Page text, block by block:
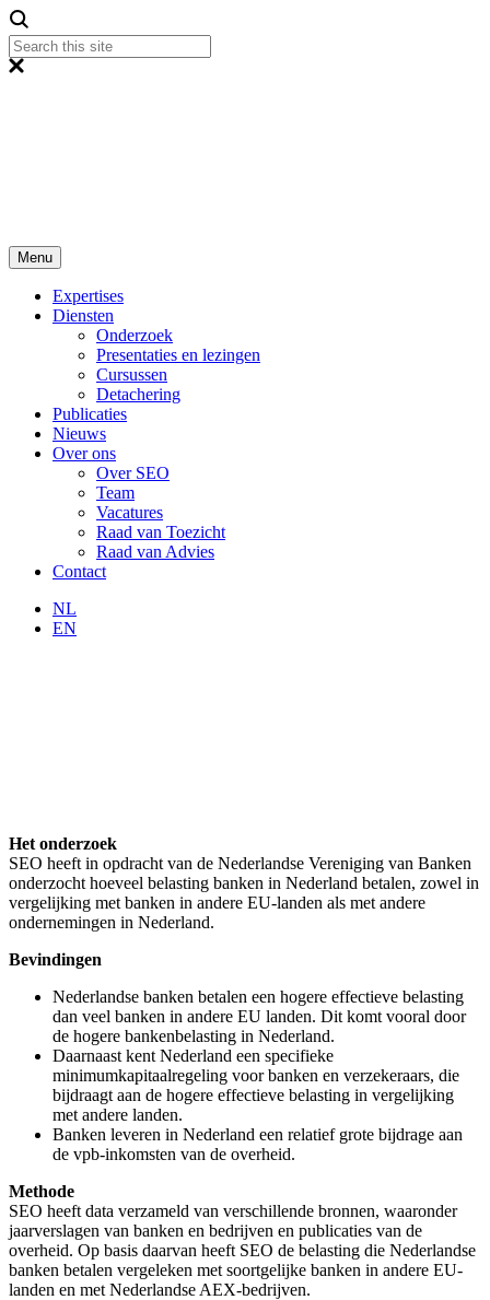
Menu
Expertises
Diensten
Onderzoek
Presentaties en lezingen
Cursussen
Detachering
Publicaties
Nieuws
Over ons
Over SEO
Team
Vacatures
Raad van Toezicht
Raad van Advies
Contact
NL
EN
Het onderzoek
SEO heeft in opdracht van de Nederlandse Vereniging van Banken
onderzocht hoeveel belasting banken in Nederland betalen, zowel in
vergelijking met banken in andere EU-landen als met andere
ondernemingen in Nederland.
Bevindingen
Nederlandse banken betalen een hogere effectieve belasting
dan veel banken in andere EU landen. Dit komt vooral door
de hogere bankenbelasting in Nederland.
Daarnaast kent Nederland een specifieke
minimumkapitaalregeling voor banken en verzekeraars, die
bijdraagt aan de hogere effectieve belasting in vergelijking
met andere landen.
Banken leveren in Nederland een relatief grote bijdrage aan
de vpb-inkomsten van de overheid.
Methode
SEO heeft data verzameld van verschillende bronnen, waaronder
jaarverslagen van banken en bedrijven en publicaties van de
overheid. Op basis daarvan heeft SEO de belasting die Nederlandse
banken betalen vergeleken met soortgelijke banken in andere EU-
landen en met Nederlandse AEX-bedrijven.